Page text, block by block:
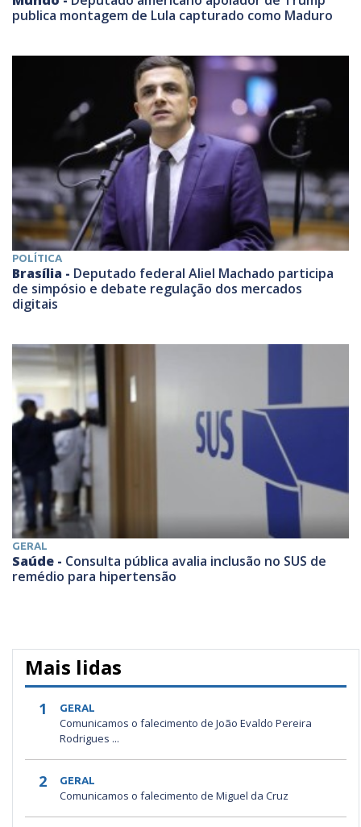
publica montagem de Lula capturado como Maduro
POLÍTICA
Brasília - Deputado federal Aliel Machado participa
de simpósio e debate regulação dos mercados
digitais
GERAL
Saúde - Consulta pública avalia inclusão no SUS de
remédio para hipertensão
Mais lidas
1 GERAL
Comunicamos o falecimento de João Evaldo Pereira
Rodrigues ...
2 GERAL
Comunicamos o falecimento de Miguel da Cruz